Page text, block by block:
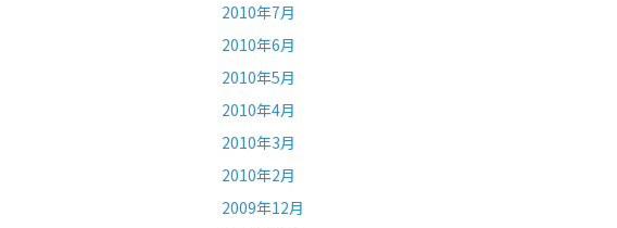
2010年7月
2010年6月
2010年5月
2010年4月
2010年3月
2010年2月
2009年12月